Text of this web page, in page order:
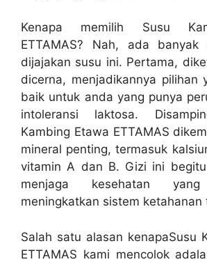
Kenapa memilih Susu
ETTAMAS? Nah, ada banyak
dijajakan susu ini. Pertama,
dicerna, menjadikannya pilihan
baik untuk anda yang punya
intoleransi laktosa.
Kambing Etawa ETTAMAS
mineral penting, termasuk
vitamin A dan B. Gizi ini
menjaga kesehatan
meningkatkan sistem ketahanan
Salah satu alasan kenapaSusu
ETTAMAS kami mencolok